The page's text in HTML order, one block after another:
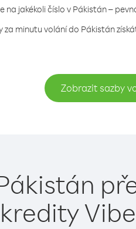
na jakékoli číslo v Pákistán –
za minutu volání do Pákistán
Zobrazit sazby